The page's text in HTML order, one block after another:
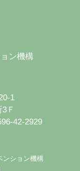
ン機構
1
Ｆ
42-2929
ンション機構